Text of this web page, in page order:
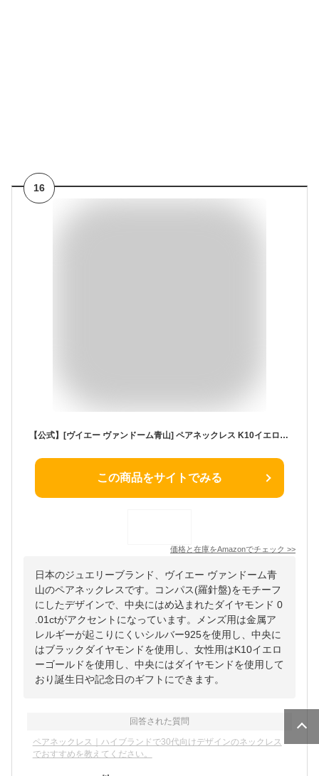
16
【公式】[ヴイエー ヴァンドーム青山] ペアネックレス K10イエローゴールド シルバー925 デュオコンパス GJVD0029 DI
この商品をサイトでみる
価格と在庫をAmazonでチェック >>
日本のジュエリーブランド、ヴイエー ヴァンドーム青
山のペアネックレスです。コンパス(羅針盤)をモチーフ
にしたデザインで、中央にはめ込まれたダイヤモンド 0
.01ctがアクセントになっています。メンズ用は金属ア
レルギーが起こりにくいシルバー925を使用し、中央に
はブラックダイヤモンドを使用し、女性用はK10イエロ
ーゴールドを使用し、中央にはダイヤモンドを使用して
おり誕生日や記念日のギフトにできます。
回答された質問
ペアネックレス｜ハイブランドで30代向けデザインのネックレス
でおすすめを教えてください。